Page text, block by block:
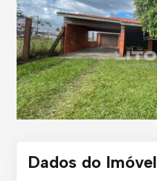
Dados do Imóvel